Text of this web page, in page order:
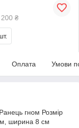
₴
Оплата Умови
гном Розмір
ширина 8 см